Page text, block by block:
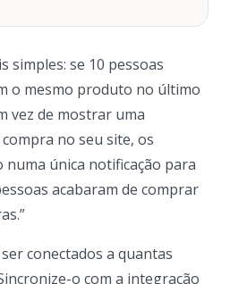
simples: se 10 pessoas
o mesmo produto no último
vez de mostrar uma
no seu site, os
única notificação para
acabaram de comprar
conectados a quantas
o com a integração